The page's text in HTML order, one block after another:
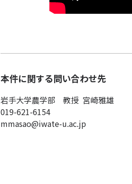
本件に関する問い合わせ先
岩手大学農学部 教授 宮崎雅雄
019-621-6154
mmasao@iwate-u.ac.jp